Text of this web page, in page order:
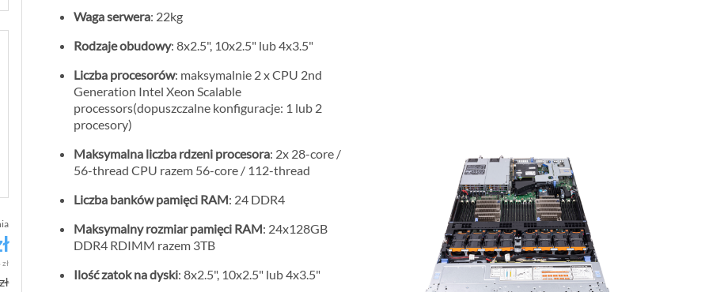
C
e
n
Waga serwera: 22kg
Rodzaje obudowy: 8x2.5", 10x2.5" lub 4x3.5"
Liczba procesorów: maksymalnie 2 x CPU 2nd
Generation Intel Xeon Scalable
processors(dopuszczalne konfiguracje: 1 lub 2
procesory)
Maksymalna liczba rdzeni procesora: 2x 28-core /
56-thread CPU razem 56-core / 112-thread
Liczba banków pamięci RAM: 24 DDR4
Maksymalny rozmiar pamięci RAM: 24x128GB
DDR4 RDIMM razem 3TB
Ilość zatok na dyski: 8x2.5", 10x2.5" lub 4x3.5"